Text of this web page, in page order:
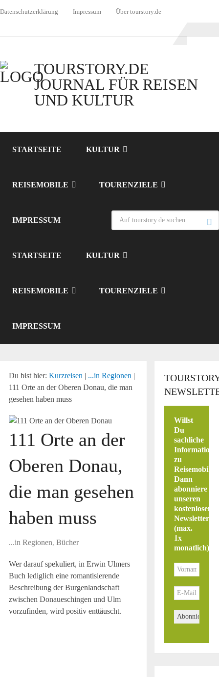
Datenschutzerklärung Impressum Über tourstory.de
TOURSTORY.DE
JOURNAL FÜR REISEN
UND KULTUR
STARTSEITE KULTUR
REISEMOBILE TOURENZIELE
IMPRESSUM
STARTSEITE KULTUR
REISEMOBILE TOURENZIELE
IMPRESSUM
Du bist hier: Kurzreisen | ...in Regionen |
111 Orte an der Oberen Donau, die man
gesehen haben muss
111 Orte an der
Oberen Donau,
die man gesehen
haben muss
...in Regionen, Bücher
Wer darauf spekuliert, in Erwin Ulmers
Buch lediglich eine romantisierende
Beschreibung der Burgenlandschaft
zwischen Donaueschingen und Ulm
vorzufinden, wird positiv enttäuscht.
Willst
Du
sachliche
zu
Dann
abonniere
unseren
kostenlosen
Newsletter
(max.
1x
monatlich).